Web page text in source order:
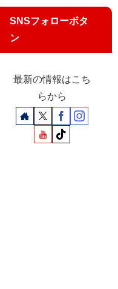
化
SNSフォローボタ
ン
最新の情報はこち
らから